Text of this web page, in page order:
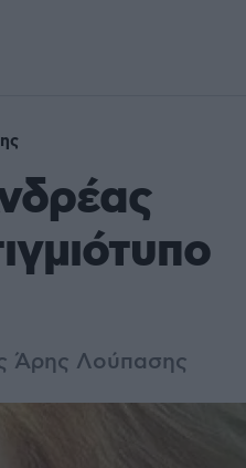
Άρης Λούπασης